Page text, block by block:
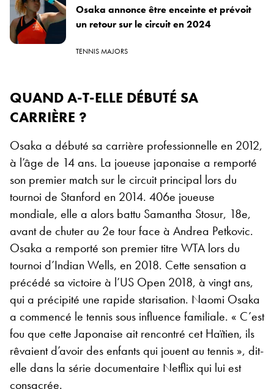
Osaka annonce être enceinte et prévoit
un retour sur le circuit en 2024
TENNIS MAJORS
QUAND A-T-ELLE DÉBUTÉ SA
CARRIÈRE ?
Osaka a débuté sa carrière professionnelle en 2012,
à l’âge de 14 ans. La joueuse japonaise a remporté
son premier match sur le circuit principal lors du
tournoi de Stanford en 2014. 406e joueuse
mondiale, elle a alors battu Samantha Stosur, 18e,
avant de chuter au 2e tour face à Andrea Petkovic.
Osaka a remporté son premier titre WTA lors du
tournoi d’Indian Wells, en 2018. Cette sensation a
précédé sa victoire à l’US Open 2018, à vingt ans,
qui a précipité une rapide starisation. Naomi Osaka
a commencé le tennis sous influence familiale. « C’est
fou que cette Japonaise ait rencontré cet Haïtien, ils
rêvaient d’avoir des enfants qui jouent au tennis », dit-
elle dans la série documentaire Netflix qui lui est
consacrée.